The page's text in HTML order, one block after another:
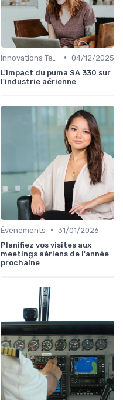
• 04/12/2025
L'impact du puma SA 330 sur
l'industrie aérienne
Évènements • 31/01/2026
Planifiez vos visites aux
meetings aériens de l'année
prochaine